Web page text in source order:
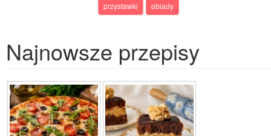
przystawki obiady
Najnowsze przepisy